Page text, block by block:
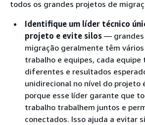
todos os grandes projetos de
Identifique um líder técnico
projeto e evite silos — grandes
migração geralmente têm
trabalho e equipes, cada
diferentes e resultados
unidirecional no nível do projeto
porque esse líder garante que
trabalho trabalhem juntos e
conectados. Isso ajuda a evitar